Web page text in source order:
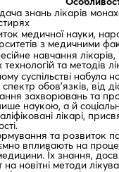
знань лікарів
медичної науки,
з медичними
навчання
технологій та методів
суспільстві набула
обов’язків, від
захворювань та
наукою, а й
лікарі,
та розвиток
впливають на
Їх знання,
новітні методи